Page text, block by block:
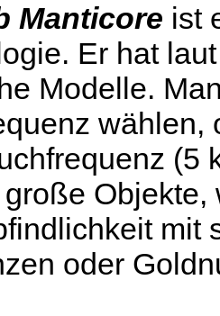
Manticore ist
Er hat
Modelle.
(5
mit
oder